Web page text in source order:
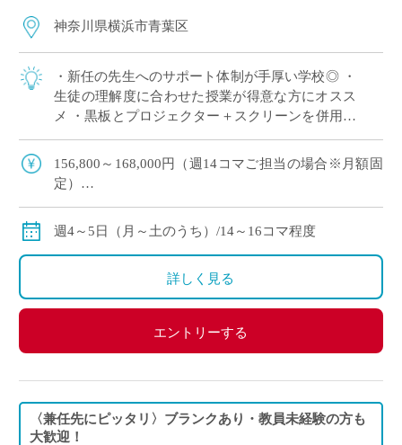
神奈川県横浜市青葉区
・新任の先生へのサポート体制が手厚い学校◎ ・
生徒の理解度に合わせた授業が得意な方にオスス
メ ・黒板とプロジェクター＋スクリーンを併用し
務中！ ＜こんな方からのご応募 […]
156,800～168,000円（週14コマご担当の場合※月額固
定）
定）
ご指導経験により決定
週4～5日（月～土のうち）/14～16コマ程度
詳しく見る
エントリーする
〈兼任先にピッタリ〉ブランクあり・教員未経験の方も
大歓迎！